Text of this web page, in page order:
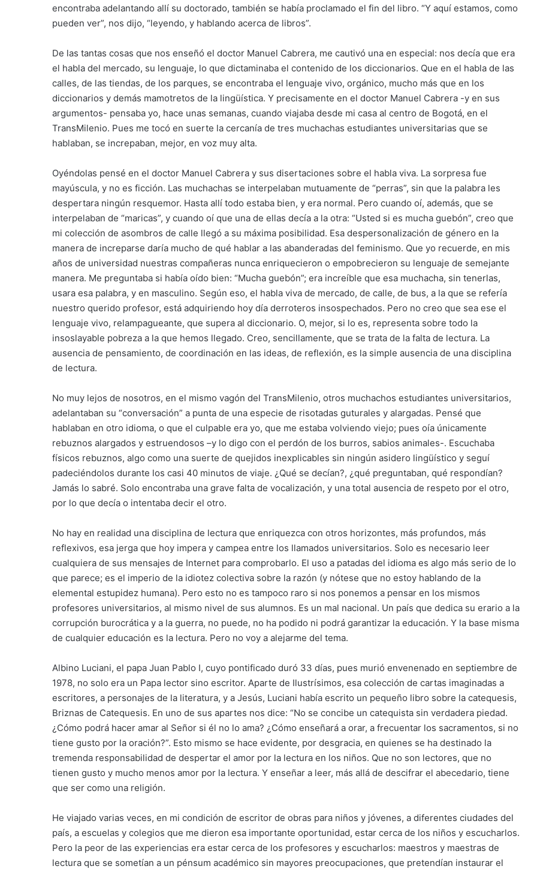
encontraba adelantando allí su doctorado, también se había proclamado el fin del libro. “Y aquí estamos, como
pueden ver”, nos dijo, “leyendo, y hablando acerca de libros”.
De las tantas cosas que nos enseñó el doctor Manuel Cabrera, me cautivó una en especial: nos decía que era
el habla del mercado, su lenguaje, lo que dictaminaba el contenido de los diccionarios. Que en el habla de las
calles, de las tiendas, de los parques, se encontraba el lenguaje vivo, orgánico, mucho más que en los
diccionarios y demás mamotretos de la lingüística. Y precisamente en el doctor Manuel Cabrera -y en sus
argumentos- pensaba yo, hace unas semanas, cuando viajaba desde mi casa al centro de Bogotá, en el
TransMilenio. Pues me tocó en suerte la cercanía de tres muchachas estudiantes universitarias que se
hablaban, se increpaban, mejor, en voz muy alta.
Oyéndolas pensé en el doctor Manuel Cabrera y sus disertaciones sobre el habla viva. La sorpresa fue
mayúscula, y no es ficción. Las muchachas se interpelaban mutuamente de “perras”, sin que la palabra les
despertara ningún resquemor. Hasta allí todo estaba bien, y era normal. Pero cuando oí, además, que se
interpelaban de “maricas”, y cuando oí que una de ellas decía a la otra: “Usted si es mucha guebón”, creo que
mi colección de asombros de calle llegó a su máxima posibilidad. Esa despersonalización de género en la
manera de increparse daría mucho de qué hablar a las abanderadas del feminismo. Que yo recuerde, en mis
años de universidad nuestras compañeras nunca enriquecieron o empobrecieron su lenguaje de semejante
manera. Me preguntaba si había oído bien: “Mucha guebón”; era increíble que esa muchacha, sin tenerlas,
usara esa palabra, y en masculino. Según eso, el habla viva de mercado, de calle, de bus, a la que se refería
nuestro querido profesor, está adquiriendo hoy día derroteros insospechados. Pero no creo que sea ese el
lenguaje vivo, relampagueante, que supera al diccionario. O, mejor, si lo es, representa sobre todo la
insoslayable pobreza a la que hemos llegado. Creo, sencillamente, que se trata de la falta de lectura. La
ausencia de pensamiento, de coordinación en las ideas, de reflexión, es la simple ausencia de una disciplina
de lectura.
No muy lejos de nosotros, en el mismo vagón del TransMilenio, otros muchachos estudiantes universitarios,
adelantaban su “conversación” a punta de una especie de risotadas guturales y alargadas. Pensé que
hablaban en otro idioma, o que el culpable era yo, que me estaba volviendo viejo; pues oía únicamente
rebuznos alargados y estruendosos –y lo digo con el perdón de los burros, sabios animales-. Escuchaba
físicos rebuznos, algo como una suerte de quejidos inexplicables sin ningún asidero lingüístico y seguí
padeciéndolos durante los casi 40 minutos de viaje. ¿Qué se decían?, ¿qué preguntaban, qué respondían?
Jamás lo sabré. Solo encontraba una grave falta de vocalización, y una total ausencia de respeto por el otro,
por lo que decía o intentaba decir el otro.
No hay en realidad una disciplina de lectura que enriquezca con otros horizontes, más profundos, más
reflexivos, esa jerga que hoy impera y campea entre los llamados universitarios. Solo es necesario leer
cualquiera de sus mensajes de Internet para comprobarlo. El uso a patadas del idioma es algo más serio de lo
que parece; es el imperio de la idiotez colectiva sobre la razón (y nótese que no estoy hablando de la
elemental estupidez humana). Pero esto no es tampoco raro si nos ponemos a pensar en los mismos
profesores universitarios, al mismo nivel de sus alumnos. Es un mal nacional. Un país que dedica su erario a la
corrupción burocrática y a la guerra, no puede, no ha podido ni podrá garantizar la educación. Y la base misma
de cualquier educación es la lectura. Pero no voy a alejarme del tema.
Albino Luciani, el papa Juan Pablo I, cuyo pontificado duró 33 días, pues murió envenenado en septiembre de
1978, no solo era un Papa lector sino escritor. Aparte de Ilustrísimos, esa colección de cartas imaginadas a
escritores, a personajes de la literatura, y a Jesús, Luciani había escrito un pequeño libro sobre la catequesis,
Briznas de Catequesis. En uno de sus apartes nos dice: “No se concibe un catequista sin verdadera piedad.
¿Cómo podrá hacer amar al Señor si él no lo ama? ¿Cómo enseñará a orar, a frecuentar los sacramentos, si no
tiene gusto por la oración?”. Esto mismo se hace evidente, por desgracia, en quienes se ha destinado la
tremenda responsabilidad de despertar el amor por la lectura en los niños. Que no son lectores, que no
tienen gusto y mucho menos amor por la lectura. Y enseñar a leer, más allá de descifrar el abecedario, tiene
que ser como una religión.
He viajado varias veces, en mi condición de escritor de obras para niños y jóvenes, a diferentes ciudades del
país, a escuelas y colegios que me dieron esa importante oportunidad, estar cerca de los niños y escucharlos.
Pero la peor de las experiencias era estar cerca de los profesores y escucharlos: maestros y maestras de
lectura que se sometían a un pénsum académico sin mayores preocupaciones, que pretendían instaurar el